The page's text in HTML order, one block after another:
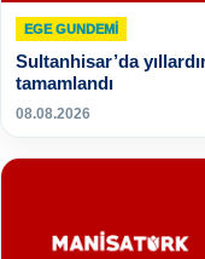
EGE GUNDEMİ
Sultanhisar’da
tamamlandı
08.08.2026